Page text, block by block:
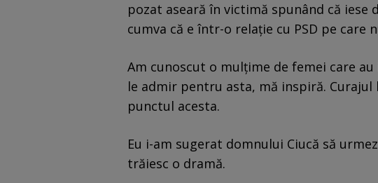
pozat aseară în victimă spunând că iese
cumva că e într-o relație cu PSD pe care
Am cunoscut o mulțime de femei care au
le admir pentru asta, mă inspiră.
punctul acesta.
Eu i-am sugerat domnului Ciucă să
trăiesc o dramă.